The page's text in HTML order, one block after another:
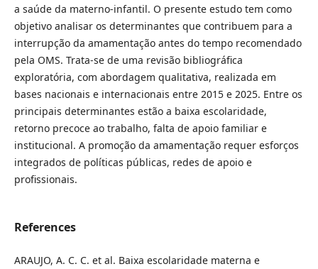
a saúde da materno-infantil. O presente estudo tem como
objetivo analisar os determinantes que contribuem para a
interrupção da amamentação antes do tempo recomendado
pela OMS. Trata-se de uma revisão bibliográfica
exploratória, com abordagem qualitativa, realizada em
bases nacionais e internacionais entre 2015 e 2025. Entre os
principais determinantes estão a baixa escolaridade,
retorno precoce ao trabalho, falta de apoio familiar e
institucional. A promoção da amamentação requer esforços
integrados de políticas públicas, redes de apoio e
profissionais.
References
ARAUJO, A. C. C. et al. Baixa escolaridade materna e